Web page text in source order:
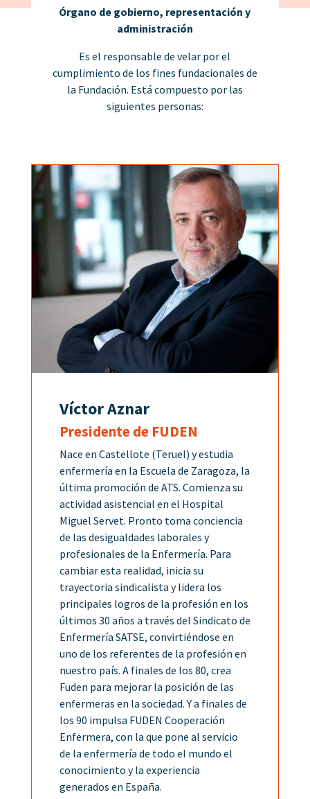
Órgano de gobierno, representación y
administración
Es el responsable de velar por el
cumplimiento de los fines fundacionales de
la Fundación. Está compuesto por las
siguientes personas:
Víctor Aznar
Presidente de FUDEN
Nace en Castellote (Teruel) y estudia
enfermería en la Escuela de Zaragoza, la
última promoción de ATS. Comienza su
actividad asistencial en el Hospital
Miguel Servet. Pronto toma conciencia
de las desigualdades laborales y
profesionales de la Enfermería. Para
cambiar esta realidad, inicia su
trayectoria sindicalista y lidera los
principales logros de la profesión en los
últimos 30 años a través del Sindicato de
Enfermería SATSE, convirtiéndose en
uno de los referentes de la profesión en
nuestro país. A finales de los 80, crea
Fuden para mejorar la posición de las
enfermeras en la sociedad. Y a finales de
los 90 impulsa FUDEN Cooperación
Enfermera, con la que pone al servicio
de la enfermería de todo el mundo el
conocimiento y la experiencia
generados en España.